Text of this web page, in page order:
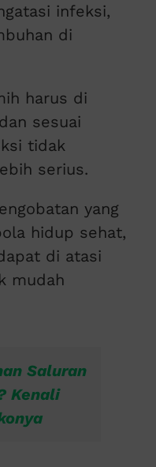
infeksi,
di
harus di
sesuai
tidak
serius.
yang
hidup sehat,
di atasi
mudah
Saluran
Kenali